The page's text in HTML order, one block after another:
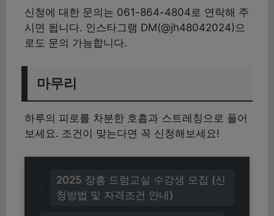
신청에 대한 문의는 061-864-4804로 연락해 주
시면 됩니다. 인스타그램 DM(@jh48042024)으
로도 문의 가능합니다.
마무리
하루의 피로를 차분한 호흡과 스트레칭으로 풀어
보세요. 조건이 맞는다면 꼭 신청해보세요!
2025 장흥 드럼교실 수강생 모집 (신
청방법 및 자격조건 안내)